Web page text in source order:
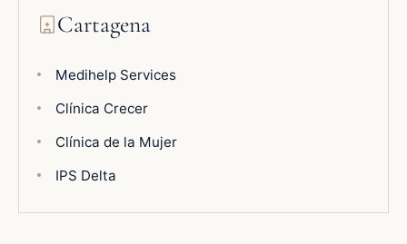
Cartagena
Medihelp Services
Clínica Crecer
Clínica de la Mujer
IPS Delta